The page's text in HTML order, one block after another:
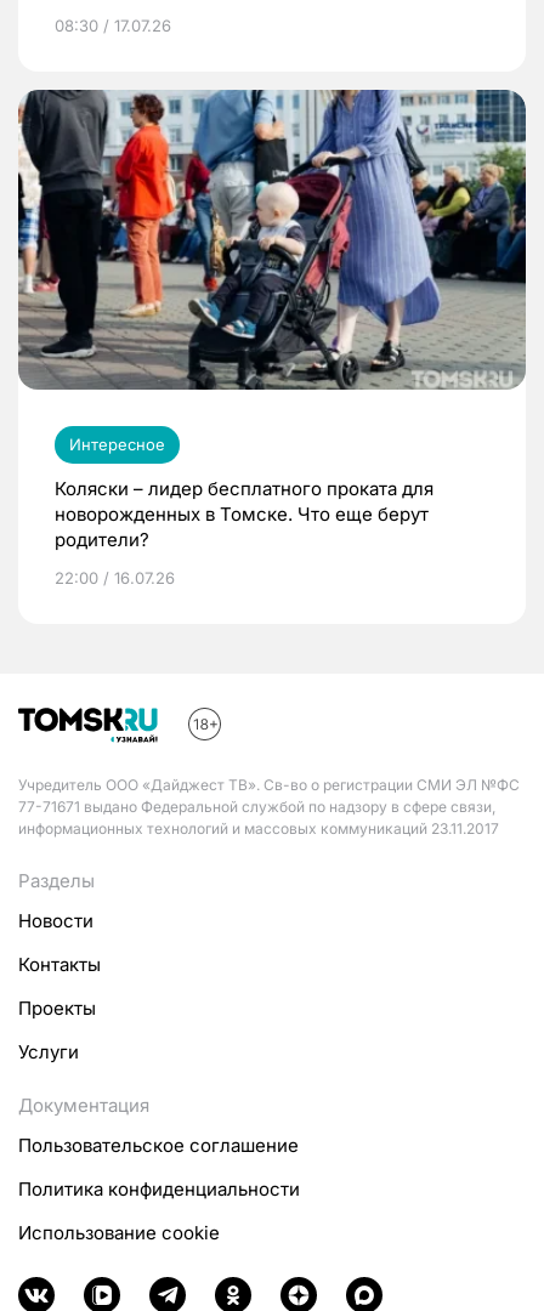
08:30 / 17.07.26
Интересное
Коляски – лидер бесплатного проката для
новорожденных в Томске. Что еще берут
родители?
22:00 / 16.07.26
Учредитель ООО «Дайджест ТВ». Св-во о регистрации СМИ ЭЛ №ФС
77-71671 выдано Федеральной службой по надзору в сфере связи,
информационных технологий и массовых коммуникаций 23.11.2017
Разделы
Новости
Контакты
Проекты
Услуги
Документация
Пользовательское соглашение
Политика конфиденциальности
Использование cookie